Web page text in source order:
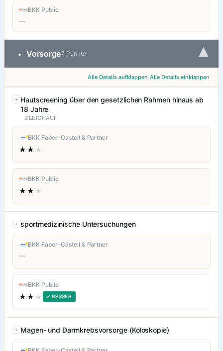
BKK Public
—
• Vorsorge7 Punkte ▾
Alle Details aufklappen Alle Details einklappen
Hautscreening über den gesetzlichen Rahmen hinaus ab
18 Jahre
GLEICHAUF
BKK Faber-Castell & Partner
★★ ★
BKK Public
★★ ★
sportmedizinische Untersuchungen
BKK Faber-Castell & Partner
—
BKK Public
★★ ★ ✓ BESSER
Magen- und Darmkrebsvorsorge (Koloskopie)